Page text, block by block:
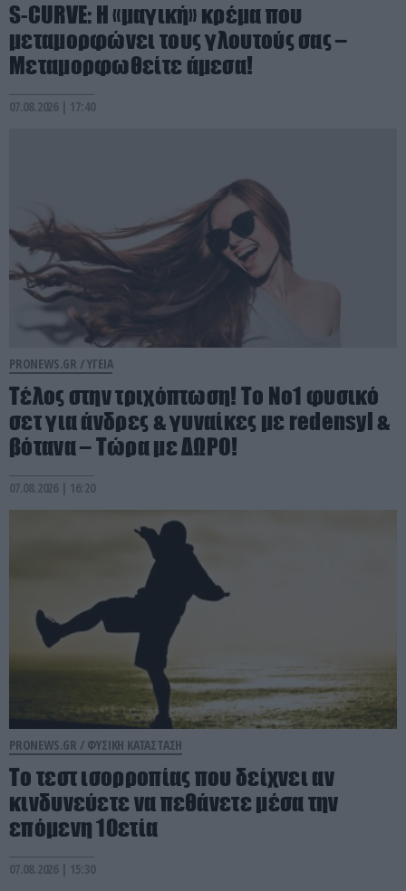
S-CURVE: Η «μαγική» κρέμα που
μεταμορφώνει τους γλουτούς σας –
Μεταμορφωθείτε άμεσα!
07.08.2026 | 17:40
PRONEWS.GR /ΥΓΕΙΑ
Τέλος στην τριχόπτωση! Το Νο1 φυσικό
σετ για άνδρες & γυναίκες με redensyl &
βότανα – Τώρα με ΔΩΡΟ!
07.08.2026 | 16:20
PRONEWS.GR / ΦΥΣΙΚΗ ΚΑΤΑΣΤΑΣΗ
Το τεστ ισορροπίας που δείχνει αν
κινδυνεύετε να πεθάνετε μέσα την
επόμενη 10ετία
07.08.2026 | 15:30